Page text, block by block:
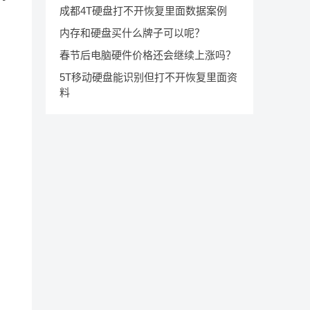
成都4T硬盘打不开恢复里面数据案例
内存和硬盘买什么牌子可以呢？
春节后电脑硬件价格还会继续上涨吗？
5T移动硬盘能识别但打不开恢复里面资
料